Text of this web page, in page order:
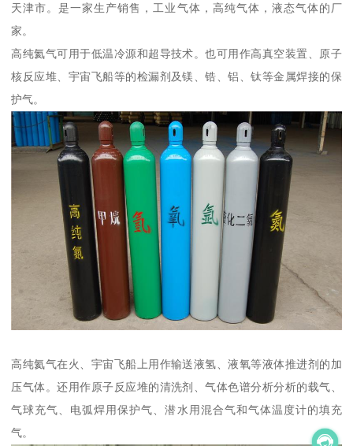
天津市。是一家生产销售，工业气体，高纯气体，液态气体的厂
家。
高纯氦气可用于低温冷源和超导技术。也可用作高真空装置、原子
核反应堆、宇宙飞船等的检漏剂及镁、锆、铝、钛等金属焊接的保
护气。
高纯氦气在火、宇宙飞船上用作输送液氢、液氧等液体推进剂的加
压气体。还用作原子反应堆的清洗剂、气体色谱分析分析的载气、
气球充气、电弧焊用保护气、潜水用混合气和气体温度计的填充
气。